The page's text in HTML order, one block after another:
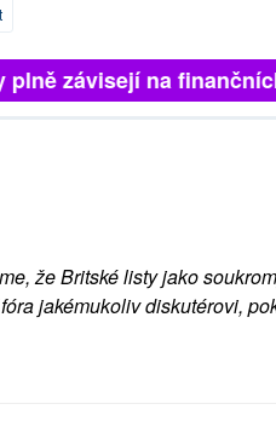
plně závisejí na
že Britské listy jako
jakémukoliv diskutérovi,